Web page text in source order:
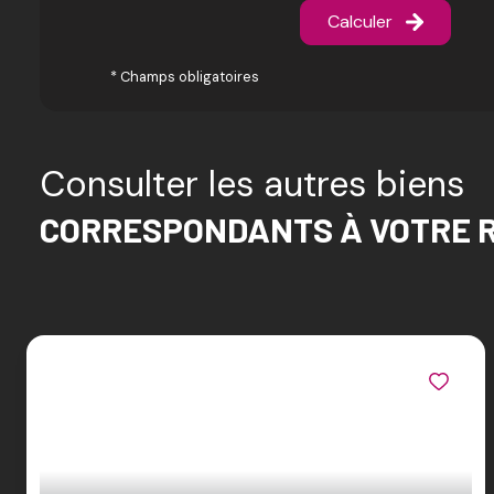
Calculer
* Champs obligatoires
Consulter les autres biens
CORRESPONDANTS À VOTRE